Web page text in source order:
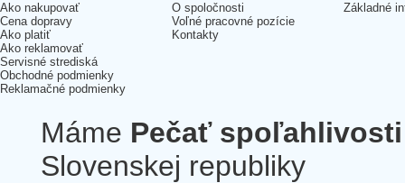
Ako nakupovať
Cena dopravy
Ako platiť
Ako reklamovať
Servisné strediská
Obchodné podmienky
Reklamačné podmienky
O spoločnosti
Voľné pracovné pozície
Kontakty
Základné
Máme Pečať spoľahlivosti
Slovenskej republiky